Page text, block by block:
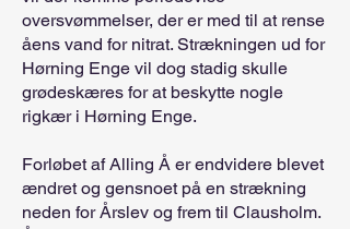
oversvømmelser, der er med til at rense
åens vand for nitrat. Strækningen ud for
Hørning Enge vil dog stadig skulle
grødeskæres for at beskytte nogle
rigkær i Hørning Enge.
Forløbet af Alling Å er endvidere blevet
ændret og gensnoet på en strækning
neden for Årslev og frem til Clausholm.